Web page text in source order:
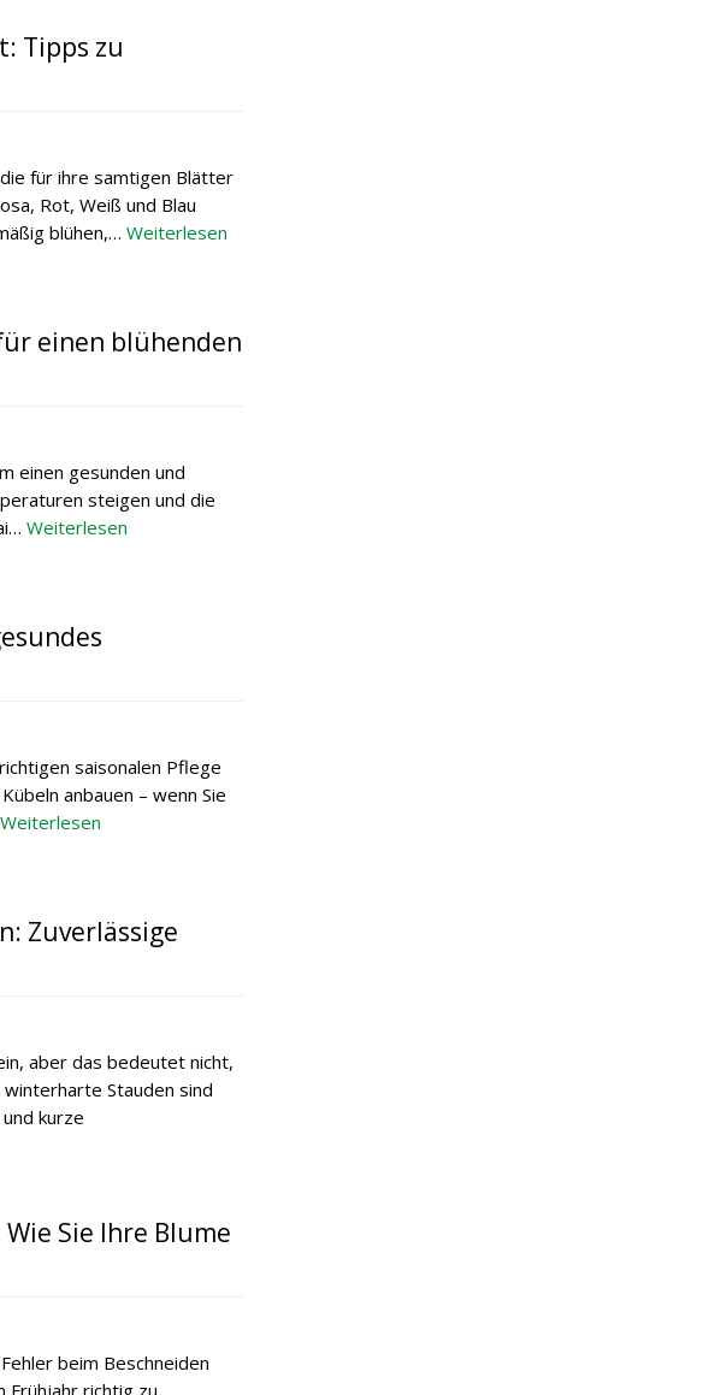
Tipps zu
für ihre samtigen Blätter
Rot, Weiß und Blau
blühen,… Weiterlesen
einen blühenden
einen gesunden und
steigen und die
Weiterlesen
saisonalen Pflege
anbauen – wenn Sie
Weiterlesen
Zuverlässige
aber das bedeutet nicht,
Stauden sind
kurze
Sie Ihre Blume
beim Beschneiden
Frühjahr richtig zu